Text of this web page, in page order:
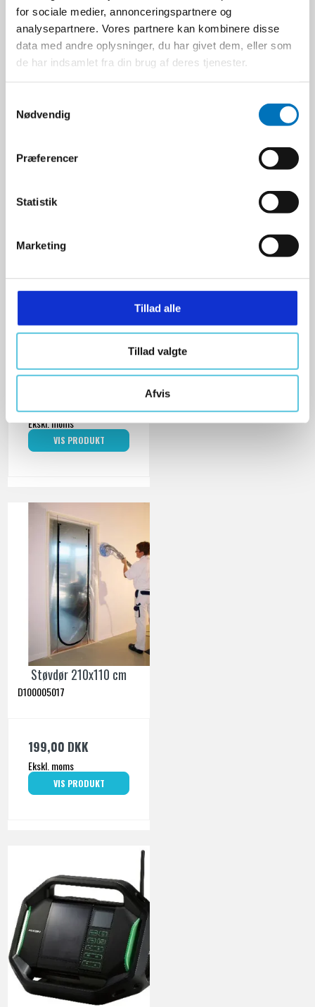
for sociale medier, annonceringspartnere og
analysepartnere. Vores partnere kan kombinere disse
data med andre oplysninger, du har givet dem, eller som
de har indsamlet fra din brug af deres tjenester.
Nødvendig
Præferencer
Statistik
Marketing
Tillad alle
Tillad valgte
Afvis
890,00 DKK
Ekskl. moms
VIS PRODUKT
Sprehn Støvdør 220x112
cm
Ekskl. moms
VIS PRODUKT
Støvdør 210x110 cm
D100005017
199,00 DKK
Ekskl. moms
VIS PRODUKT